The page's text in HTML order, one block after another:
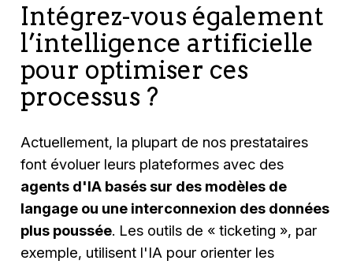
Intégrez-vous également
l’intelligence artificielle
pour optimiser ces
processus ?
Actuellement, la plupart de nos prestataires
font évoluer leurs plateformes avec des
agents d'IA basés sur des modèles de
langage ou une interconnexion des données
plus poussée. Les outils de « ticketing », par
exemple, utilisent l'IA pour orienter les